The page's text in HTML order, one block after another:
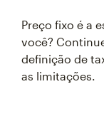
Preço fixo é a
você?
definição de
as limitações.